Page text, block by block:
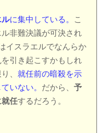
ルに集中している。
こ
非難決議が可決され
イスラエルでなんらか
引き起こすかもしれ
、 就任前の暗殺を示
いない。 だから、予
任するだろう。